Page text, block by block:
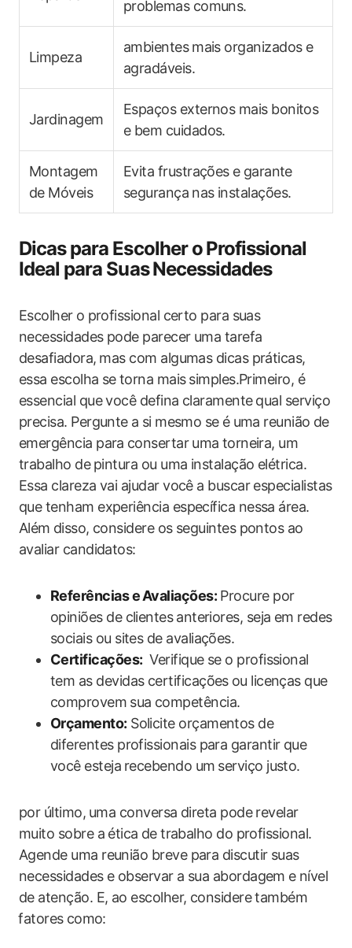
problemas comuns.
Limpeza
ambientes ⁤mais organizados e
agradáveis.
Jardinagem
Espaços externos mais bonitos
e‌ bem cuidados.
Montagem
‍de Móveis
Evita​ frustrações⁢ e garante
segurança ⁣nas instalações.
Dicas para Escolher ‍o⁣ Profissional
Ideal‍ para Suas⁤ Necessidades
Escolher o⁤ profissional certo para suas
necessidades ‍pode parecer uma tarefa
desafiadora,⁣ mas com algumas​ dicas práticas,
essa escolha se⁤ torna mais⁣ simples.Primeiro, é
essencial que você‍ defina claramente ⁣qual serviço
precisa. Pergunte ⁢a si mesmo se é⁣ uma​ reunião ⁢de⁢
emergência para ⁢consertar‍ uma ⁢torneira, um
trabalho de⁤ pintura ou uma​ instalação elétrica.
Essa clareza vai​ ajudar você a buscar ‌especialistas
que tenham experiência específica nessa área.
Além⁣ disso, considere ‌os ‍seguintes pontos ao⁣
avaliar candidatos:
Referências e⁢ Avaliações:Procure por
opiniões de clientes ⁤anteriores, seja‍ em redes
sociais ou sites de avaliações.
Certificações: ‌ Verifique ​se o profissional‍
tem as devidas certificações ⁢ou licenças ‌que
comprovem⁢ sua competência.
Orçamento: Solicite orçamentos‌ de
diferentes profissionais para garantir que
você​ esteja ⁣recebendo‍ um⁢ serviço justo.
por último,⁤ uma conversa direta pode revelar ​
muito‌ sobre a ética ⁣de trabalho do profissional.
Agende uma reunião breve para discutir suas
necessidades e‌ observar a sua abordagem ⁣e nível
de atenção. E, ao escolher, considere também
⁤fatores ⁤como: